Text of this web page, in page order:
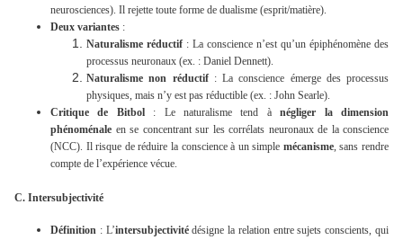
neurosciences). Il rejette toute forme de dualisme (esprit/matière).
Deux variantes :
Naturalisme réductif : La conscience n’est qu’un épiphénomène des
processus neuronaux (ex. : Daniel Dennett).
Naturalisme non réductif: La conscience émerge des processus
physiques, mais n’y est pas réductible (ex. : John Searle).
Critique de Bitbol: Le naturalisme tend ànégliger la dimension
phénoménale en se concentrant sur les corrélats neuronaux de la conscience
(NCC). Il risque de réduire la conscience à un simple mécanisme, sans rendre
compte de l’expérience vécue.
C. Intersubjectivité
Définition : L’intersubjectivitédésigne la relation entre sujets conscients, qui